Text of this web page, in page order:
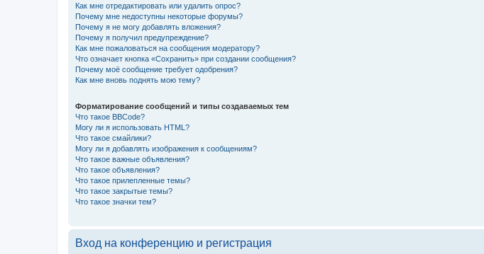
Как мне отредактировать или удалить опрос?
Почему мне недоступны некоторые форумы?
Почему я не могу добавлять вложения?
Почему я получил предупреждение?
Как мне пожаловаться на сообщения модератору?
Что означает кнопка «Сохранить» при создании сообщения?
Почему моё сообщение требует одобрения?
Как мне вновь поднять мою тему?
Форматирование сообщений и типы создаваемых тем
Что такое BBCode?
Могу ли я использовать HTML?
Что такое смайлики?
Могу ли я добавлять изображения к сообщениям?
Что такое важные объявления?
Что такое объявления?
Что такое прилепленные темы?
Что такое закрытые темы?
Что такое значки тем?
Вход на конференцию и регистрация